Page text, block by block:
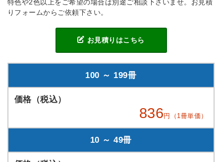
特色や2色以上をご希望の場合は別途ご相談下さいませ。お見積
りフォームからご依頼下さい。
お見積りはこちら
100 ～ 199冊
836 円（1冊単価）
10 ～ 49冊